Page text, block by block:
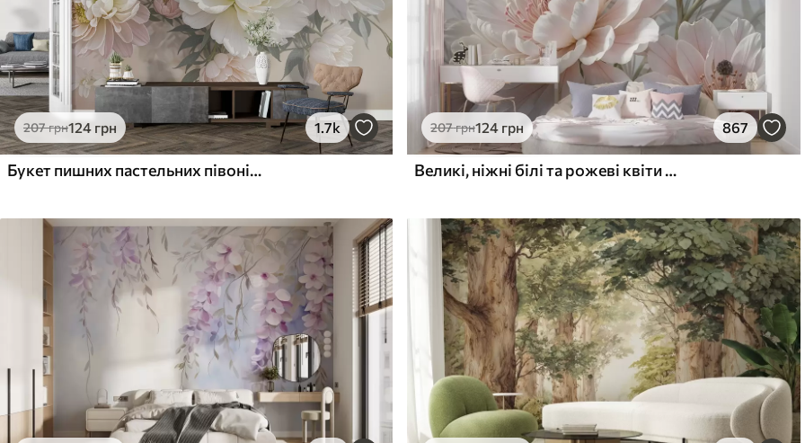
Наші матеріали
Стандарт
831 499 грн /м²
Преміум
грн /м²
Преміум Вініл
1216730грн/м²
Peel and Stick
875грн/м²
207грн124 грн 1.7k
Букет пишних пастельних півоній та інших квітів на м'якому розмитому тлі
207грн124 грн 867
Великі, ніжні білі та рожеві квіти півонії з м'якими, пухнастими пелюстками на розмитому сірому тлі